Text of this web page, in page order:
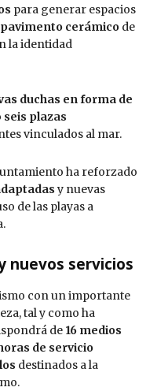
para generar espacios
pavimento cerámico de
la identidad
duchas en forma de
seis plazas
vinculados al mar.
ha reforzado
y nuevas
de las playas a
nuevos servicios
con un importante
tal y como ha
de 16 medios
de servicio
destinados a la